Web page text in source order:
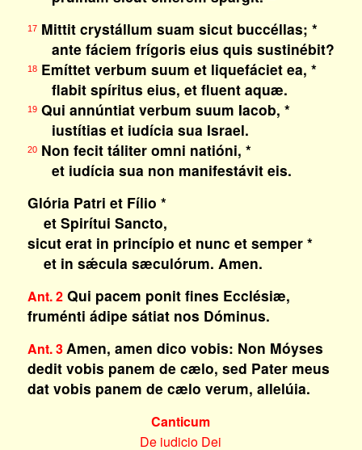
17Mittit crystállum suam sicut buccéllas; *
ante fáciem frígoris eius quis sustinébit?
18Emíttet verbum suum et liquefáciet ea, *
flabit spíritus eius, et fluent aquæ.
19Qui annúntiat verbum suum Iacob, *
iustítias et iudícia sua Israel.
20Non fecit táliter omni natióni, *
et iudícia sua non manifestávit eis.
Glória Patri et Fílio *
et Spirítui Sancto,
sicut erat in princípio et nunc et semper *
et in sǽcula sæculórum. Amen.
Ant. 2Qui pacem ponit fines Ecclésiæ,
fruménti ádipe sátiat nos Dóminus.
Ant. 3Amen, amen dico vobis: Non Móyses
dedit vobis panem de cælo, sed Pater meus
dat vobis panem de cælo verum, allelúia.
Canticum
De iudicio Dei